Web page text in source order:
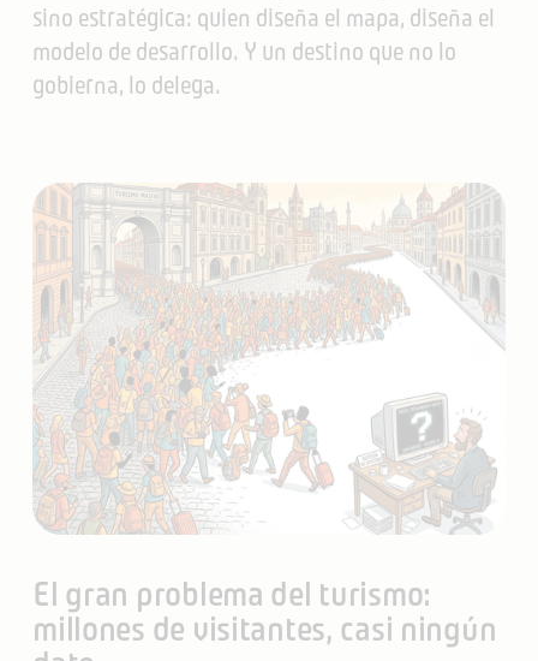
sino estratégica: quien diseña el mapa, diseña el
modelo de desarrollo. Y un destino que no lo
gobierna, lo delega.
El gran problema del turismo:
millones de visitantes, casi ningún